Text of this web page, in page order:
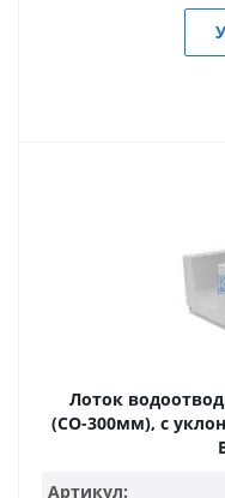
Лоток
(СО-300мм), с
Артикул: